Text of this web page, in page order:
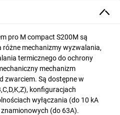
pro M compact S200M są
mechanizmy wyzwalania,
termicznego do ochrony
mechanizm
zwarciem. Są dostępne w
konfiguracjach
wyłączania (do 10 kA
(do 63A).